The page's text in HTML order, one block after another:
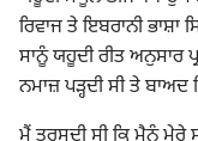
ਰਿਵਾਜ ਤੇ ਇਬਰਾਨੀ ਭਾਸ਼ਾ
ਸਾਨੂੰ ਯਹੂਦੀ ਰੀਤ ਅਨੁਸਾਰ
ਨਮਾਜ਼ ਪੜ੍ਹਦੀ ਸੀ ਤੇ ਬਾਅਦ